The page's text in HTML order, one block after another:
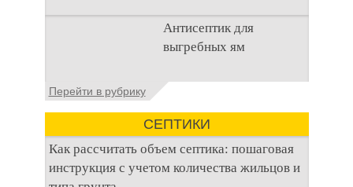
Очистка
канализационного
стока или выгребной
не самым приятным
Антисептик для
выгребных ям
Общие сведения об
Антисептик для
выгребных ям – это
специальные
Перейти в рубрику
СЕПТИКИ
Как рассчитать объем септика: пошаговая
инструкция с учетом количества жильцов и